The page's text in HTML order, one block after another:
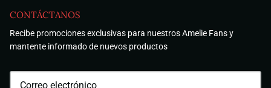
CONTÁCTANOS
Recibe promociones exclusivas para nuestros Amelie Fans y
mantente informado de nuevos productos